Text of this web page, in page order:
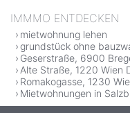
IMMMO ENTDECKEN
mietwohnung lehen
grundstück ohne
Geserstraße, 6900
Alte Straße, 1220 Wien
Romakogasse, 1230
Mietwohnungen in